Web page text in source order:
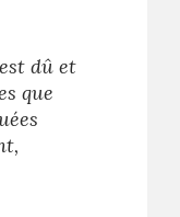
dû et
que